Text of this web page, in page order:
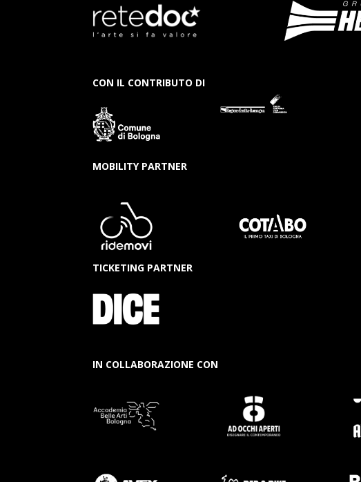
CON IL CONTRIBUTO DI
MOBILITY PARTNER
TICKETING PARTNER
IN COLLABORAZIONE CON